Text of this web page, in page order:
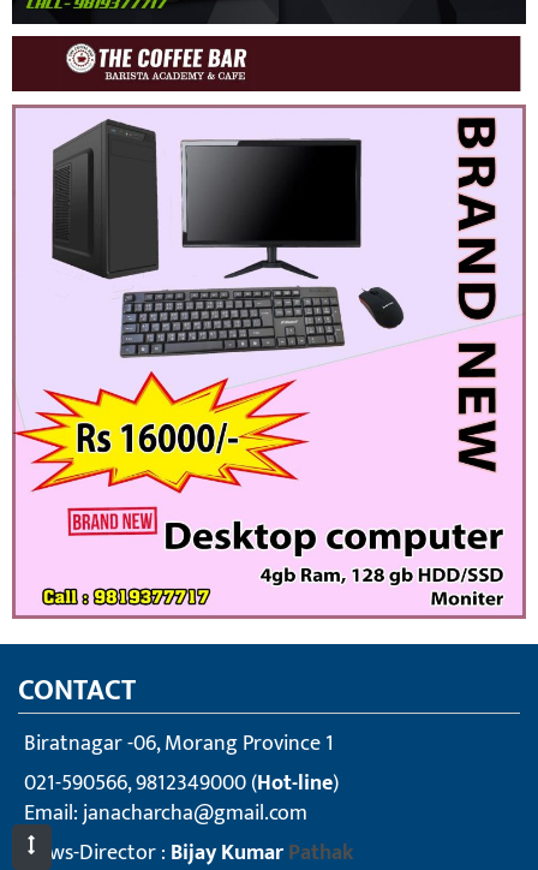
CONTACT
Biratnagar -06, Morang Province 1
021-590566, 9812349000 (Hot-line)
Email:janacharcha@gmail.com
News-Director : Bijay KumarPathak